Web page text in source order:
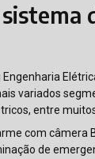
variados
entre
com câmera
de